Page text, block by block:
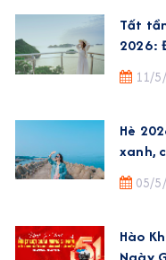
Tất
2026:
11/
Hè
xanh,
05/
Hào